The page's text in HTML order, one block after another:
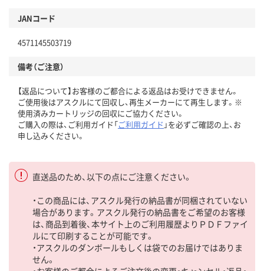
JANコード
4571145503719
備考（ご注意）
【返品について】お客様のご都合による返品はお受けできません。
ご使用後はアスクルにて回収し、再生メーカーにて再生します。※
使用済みカートリッジの回収にご協力ください。
ご購入の際は、ご利用ガイド「ご利用ガイド 」を必ずご確認の上、お
申し込みください。
直送品のため、以下の点にご注意ください。
・この商品には、アスクル発行の納品書が同梱されていない
場合があります。アスクル発行の納品書をご希望のお客様
は、商品到着後、本サイト上のご利用履歴よりＰＤＦファイ
ルにて印刷することが可能です。
・アスクルのダンボールもしくは袋でのお届けではありま
せん。